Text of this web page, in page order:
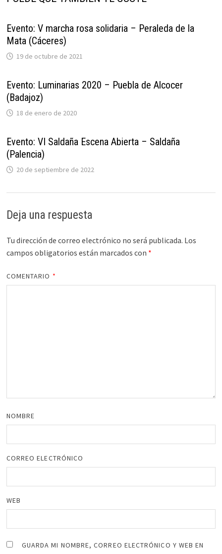
Evento: V marcha rosa solidaria – Peraleda de la
Mata (Cáceres)
19 de octubre de 2021
Evento: Luminarias 2020 – Puebla de Alcocer
(Badajoz)
18 de enero de 2020
Evento: VI Saldaña Escena Abierta – Saldaña
(Palencia)
20 de septiembre de 2022
Deja una respuesta
Tu dirección de correo electrónico no será publicada. Los
campos obligatorios están marcados con *
COMENTARIO *
NOMBRE
CORREO ELECTRÓNICO
WEB
GUARDA MI NOMBRE, CORREO ELECTRÓNICO Y WEB EN